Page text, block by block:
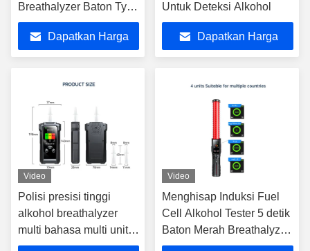
Breathalyzer Baton Type
Elektrochemical Fuel
Cell Breathalyzer
Dapatkan Harga
Untuk Deteksi Alkohol
Dapatkan Harga
Video
Polisi presisi tinggi
alkohol breathalyzer
multi bahasa multi unit
dengan sensor sel
Video
Menghisap Induksi Fuel
Cell Alkohol Tester 5 detik
Baton Merah Breathalyzer
BJL3